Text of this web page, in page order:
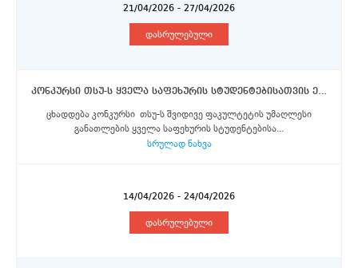
21/04/2026 - 27/04/2026
დასრულებული
კონკურსი თსუ-ს ყველა საფეხურის სტუდენტებისათვის ერაზმუს+, ორმხრივი თანამშრომლობისა და DAAD-ს აღმოსავლეთ პარტნიორობის პროგრამების სტიპენდიების მოსაპოვებლად
ცხადდება კონკურსი თსუ-ს შვიდივე ფაკულტეტის უმაღლესი
განათლების ყველა საფეხურის სტუდენტებისა...
სრულად ნახვა
14/04/2026 - 24/04/2026
დასრულებული